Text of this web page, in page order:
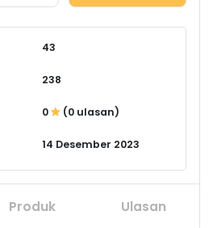
43
238
0 (0 ulasan)
14 Desember 2023
Produk Ulasan